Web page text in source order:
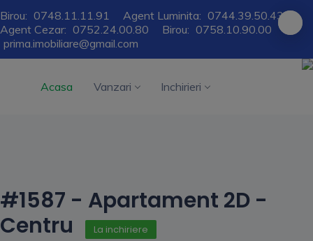
Birou: 0748.11.11.91 Agent Luminita: 0744.39.50.43
Agent Cezar: 0752.24.00.80 Birou: 0758.10.90.00
prima.imobiliare@gmail.com
Acasa Vanzari Inchirieri
#1587 - Apartament 2D -
Centru
La inchiriere